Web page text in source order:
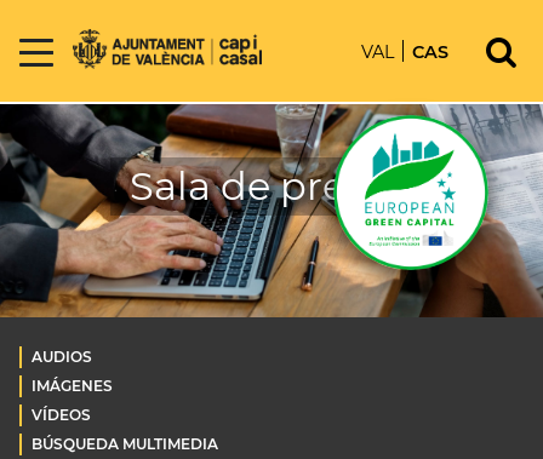
VAL CAS
Sala de prensa
AUDIOS
IMÁGENES
VÍDEOS
BÚSQUEDA MULTIMEDIA